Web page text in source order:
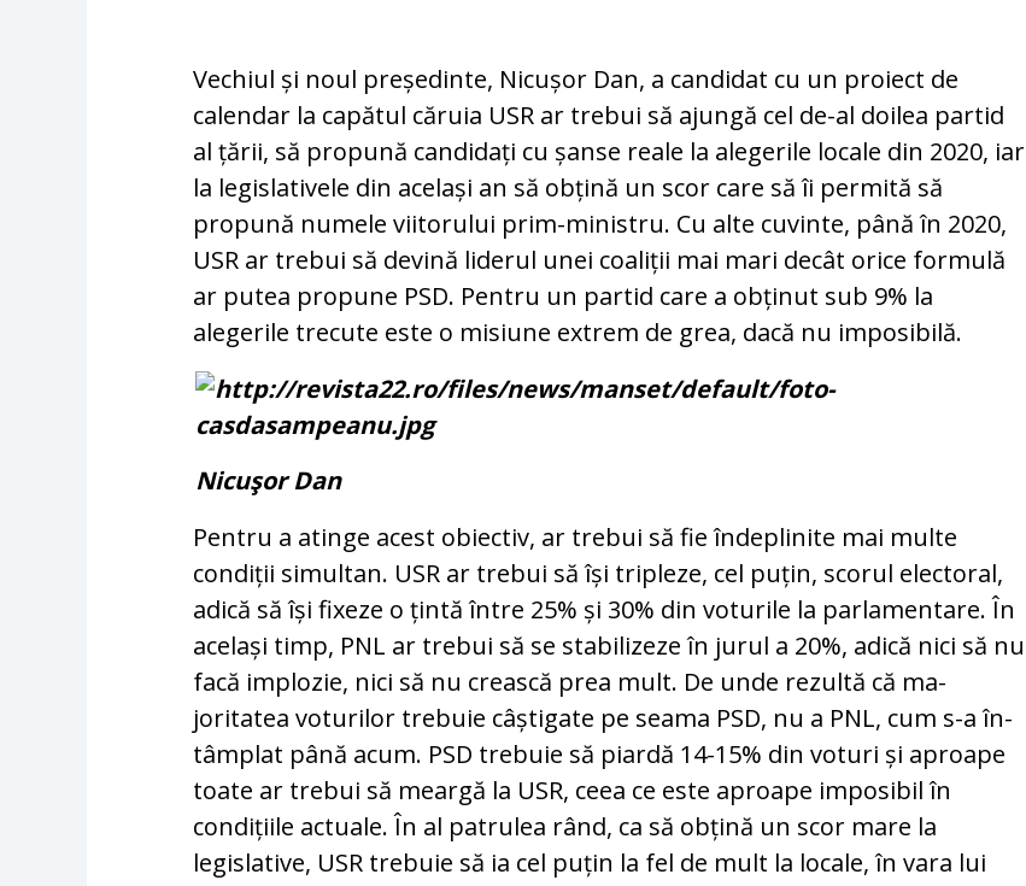
Vechiul și noul președinte, Nicușor Dan, a candidat cu un proiect de
calendar la capătul căruia USR ar trebui să ajungă cel de-al doilea partid
al țării, să pro­pu­nă candidați cu șanse reale la alegerile lo­cale din 2020, iar
la legislativele din ace­lași an să obțină un scor care să îi per­mită să
propună numele viitorului prim-ministru. Cu alte cuvinte, până în 2020,
USR ar trebui să devină liderul unei coaliții mai mari decât orice for­mu­lă
ar putea propune PSD. Pentru un par­tid care a obținut sub 9% la
alegerile tre­cute este o misiune extrem de grea, da­că nu imposibilă.
Nicuşor Dan
Pentru a atinge acest obiectiv, ar trebui să fie îndeplinite mai multe
condiții si­mul­tan. USR ar trebui să își tripleze, cel puțin, scorul electoral,
adică să își fixeze o țintă între 25% și 30% din voturile la parlamentare. În
același timp, PNL ar tre­bui să se stabilizeze în jurul a 20%, adi­că nici să nu
facă implozie, nici să nu creas­că prea mult. De unde rezultă că ma­
joritatea voturilor trebuie câștigate pe seama PSD, nu a PNL, cum s-a în­
tâm­plat până acum. PSD trebuie să piardă 14-15% din voturi și aproape
toate ar trebui să meargă la USR, ceea ce este aproape imposibil în
condițiile actuale. În al patrulea rând, ca să obțină un scor mare la
legislative, USR trebuie să ia cel puțin la fel de mult la locale, în vara lui